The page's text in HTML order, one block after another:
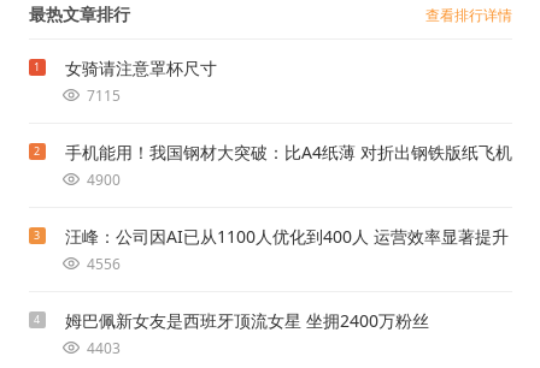
最热文章排行 查看排行详情
1 女骑请注意罩杯尺寸
7115
2 手机能用！我国钢材大突破：比A4纸薄 对折出钢铁版纸飞机
4900
3 汪峰：公司因AI已从1100人优化到400人 运营效率显著提升
4556
4 姆巴佩新女友是西班牙顶流女星 坐拥2400万粉丝
4403